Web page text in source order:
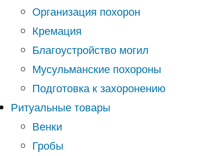
Организация похорон
Кремация
Благоустройство могил
Мусульманские похороны
Подготовка к захоронению
Ритуальные товары
Венки
Гробы